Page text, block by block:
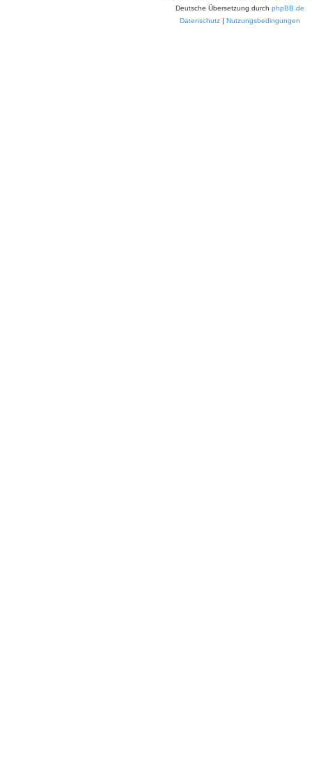
Deutsche Übersetzung durch phpBB.de
Datenschutz | Nutzungsbedingungen